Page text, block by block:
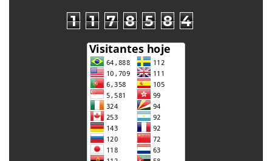
1 1 7 8 5 8 4